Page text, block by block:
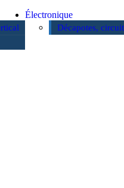
Électronique
Décapotes,